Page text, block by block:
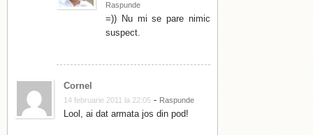
Raspunde
=)) Nu mi se pare nimic
suspect.
Cornel
14 februarie 2011 la 22:05 - Raspunde
Lool, ai dat armata jos din pod!